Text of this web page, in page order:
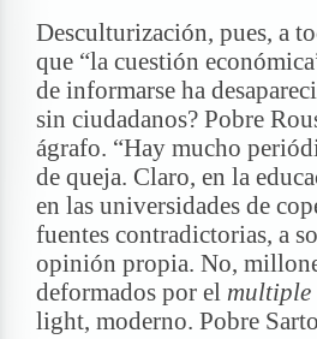
Desculturización, pues, a
que “la cuestión
de informarse ha
sin ciudadanos? Pobre
ágrafo. “Hay mucho
de queja. Claro, en la
en las universidades de
fuentes contradictorias, a
opinión propia. No,
deformados por el multiple
light, moderno. Pobre